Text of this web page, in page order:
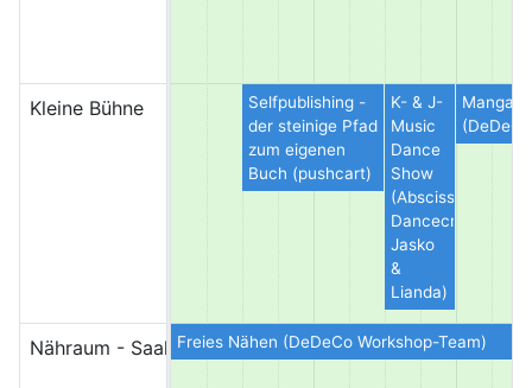
Kleine Bühne
Nähraum - Saal Rotterdam
Selfpublishing -
der steinige Pfad
zum eigenen
Buch (pushcart)
K- & J-
Music
Dance
Show
(Abscission
Dancecrew
Jasko
&
Lianda)
Manga-
Freies Nähen (DeDeCo Workshop-Team)